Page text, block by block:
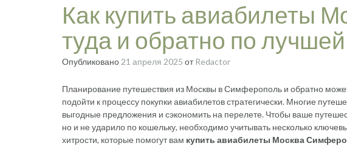
Как купить авиабилеты
туда и обратно по
Опубликовано 21 апреля 2025 отRedactor
Планирование путешествия из Москвы в Симферополь и обратно
подойти к процессу покупки авиабилетов стратегически. Многие
выгодные предложения и сэкономить на перелете. Чтобы ваше
но и не ударило по кошельку, необходимо учитывать несколько
хитрости, которые помогут вам купить авиабилеты Москва